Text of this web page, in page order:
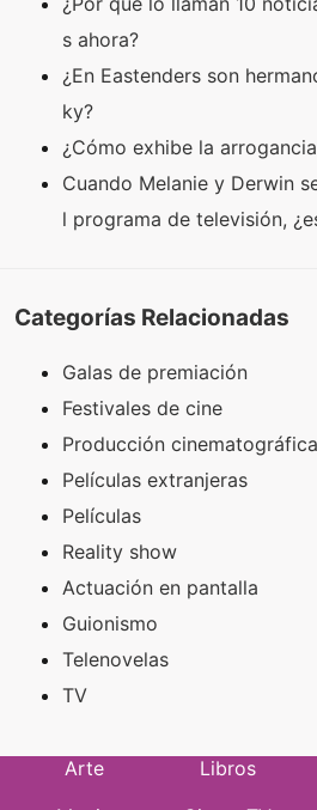
s ahora?
¿En Eastenders son
ky?
¿Cómo exhibe la
Cuando Melanie y Derwin
l programa de televisión,
Categorías Relacionadas
Galas de premiación
Festivales de cine
Producción cinematográfica
Películas extranjeras
Películas
Reality show
Actuación en pantalla
Guionismo
Telenovelas
TV
Arte Libros